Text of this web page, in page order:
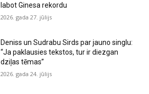
labot Ginesa rekordu
2026. gada 27. jūlijs
Deniss un Sudrabu Sirds par jauno singlu:
“Ja paklausies tekstos, tur ir diezgan
dziļas tēmas”
2026. gada 24. jūlijs